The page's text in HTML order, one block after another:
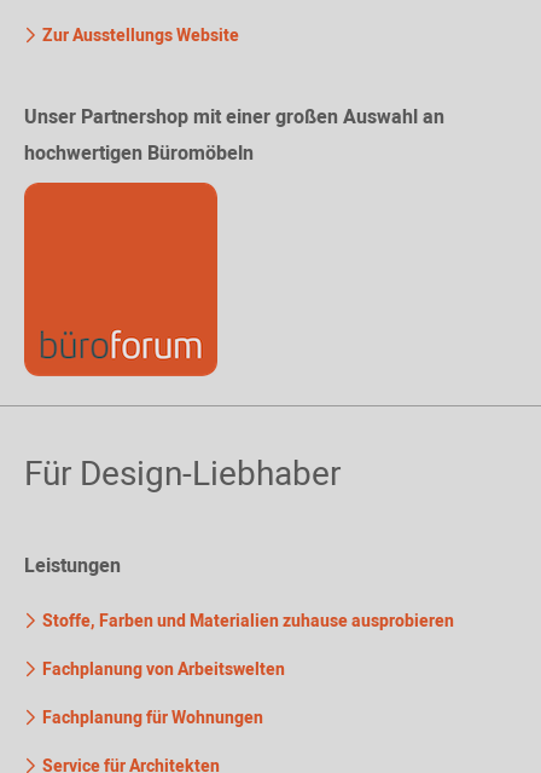
Zur Ausstellungs Website
Unser Partnershop mit einer großen Auswahl an
hochwertigen Büromöbeln
Für Design-Liebhaber
Leistungen
Stoffe, Farben und Materialien zuhause ausprobieren
Fachplanung von Arbeitswelten
Fachplanung für Wohnungen
Service für Architekten